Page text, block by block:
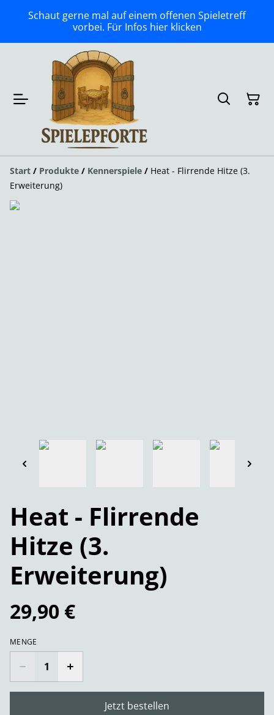
Schaut gerne mal auf einem offenen Spieletreff
vorbei. Für Infos hier klicken
Start / Produkte / Kennerspiele / Heat - Flirrende Hitze (3.
Erweiterung)
Heat - Flirrende
Hitze (3.
Erweiterung)
29,90 €
MENGE
Jetzt bestellen